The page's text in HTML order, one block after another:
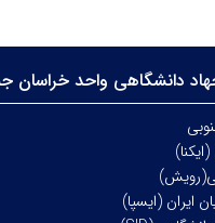
دانشگاهی واحد خراسان
ایران (ایسپا)